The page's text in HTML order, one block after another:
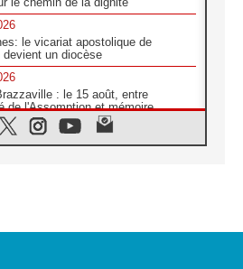
le vicariat apostolique de
devient un diocèse
: le 15 août, entre
de l'Assomption et mémoire